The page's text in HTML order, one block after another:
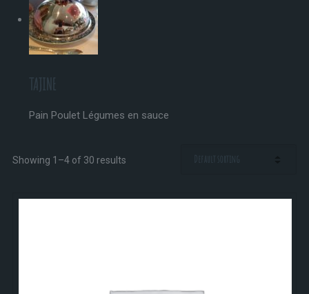
TAJINE
Pain Poulet Légumes en sauce
Showing 1–4 of 30 results